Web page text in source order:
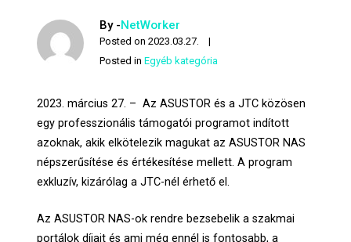
By -NetWorker
Posted on2023.03.27.
Posted inEgyéb kategória
2023. március 27. – Az ASUSTOR és a JTC közösen
egy professzionális támogatói programot indított
azoknak, akik elkötelezik magukat az ASUSTOR NAS
népszerűsítése és értékesítése mellett. A program
exkluzív, kizárólag a JTC-nél érhető el.
Az ASUSTOR NAS-ok rendre bezsebelik a szakmai
portálok díjait és ami még ennél is fontosabb, a